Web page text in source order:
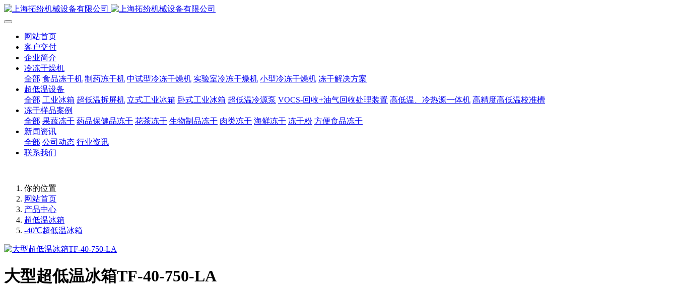
网站首页
客户交付
企业简介
冷冻干燥机
全部 食品冻干机 制药冻干机 中试型冷冻干燥机 实验室冷冻干燥机 小型冷冻干燥机 冻干解决方案
超低温设备
全部 工业冰箱 超低温拆屏机 立式工业冰箱 卧式工业冰箱 超低温冷源泵 VOCS-回收+油气回收处理装置 高低温、冷热源一体机 高精度高低温校准槽
冻干样品案例
全部 果蔬冻干 药品保健品冻干 花茶冻干 生物制品冻干 肉类冻干 海鲜冻干 冻干粉 方便食品冻干
新闻资讯
全部 公司动态 行业资讯
联系我们
你的位置
网站首页
产品中心
超低温冰箱
-40℃超低温冰箱
大型超低温冰箱TF-40-750-LA